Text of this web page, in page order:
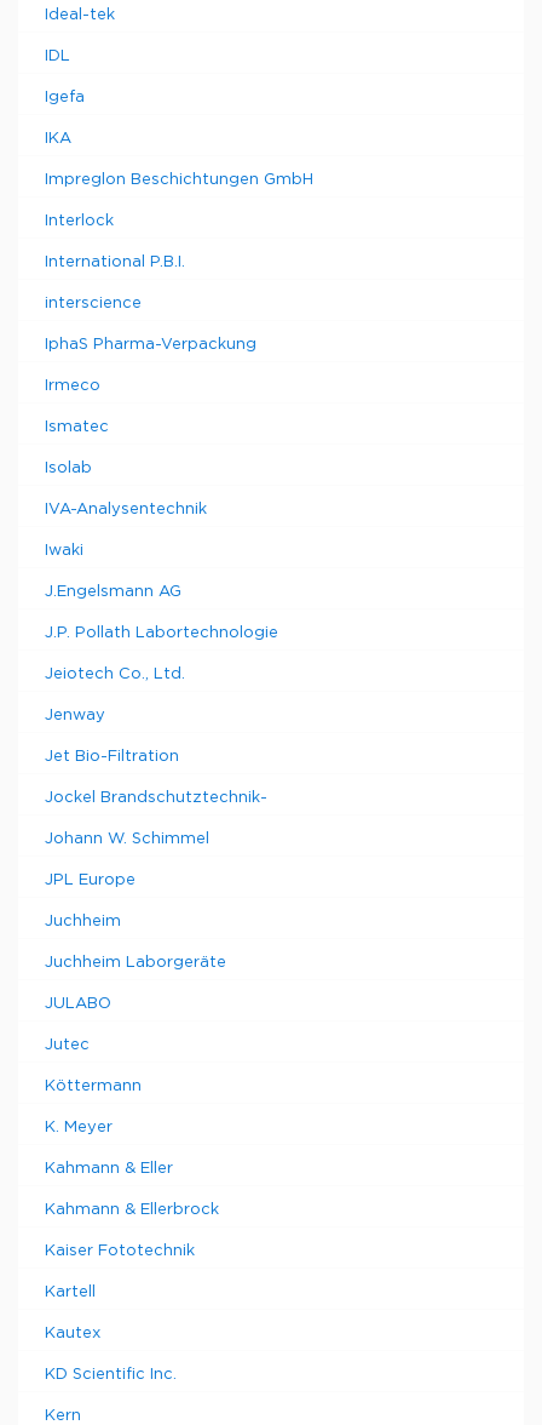
Ideal-tek
IDL
Igefa
IKA
Impreglon Beschichtungen GmbH
Interlock
International P.B.I.
interscience
IphaS Pharma-Verpackung
Irmeco
Ismatec
Isolab
IVA-Analysentechnik
Iwaki
J.Engelsmann AG
J.P. Pollath Labortechnologie
Jeiotech Co., Ltd.
Jenway
Jet Bio-Filtration
Jockel Brandschutztechnik-
Johann W. Schimmel
JPL Europe
Juchheim
Juchheim Laborgeräte
JULABO
Jutec
Köttermann
K. Meyer
Kahmann & Eller
Kahmann & Ellerbrock
Kaiser Fototechnik
Kartell
Kautex
KD Scientific Inc.
Kern